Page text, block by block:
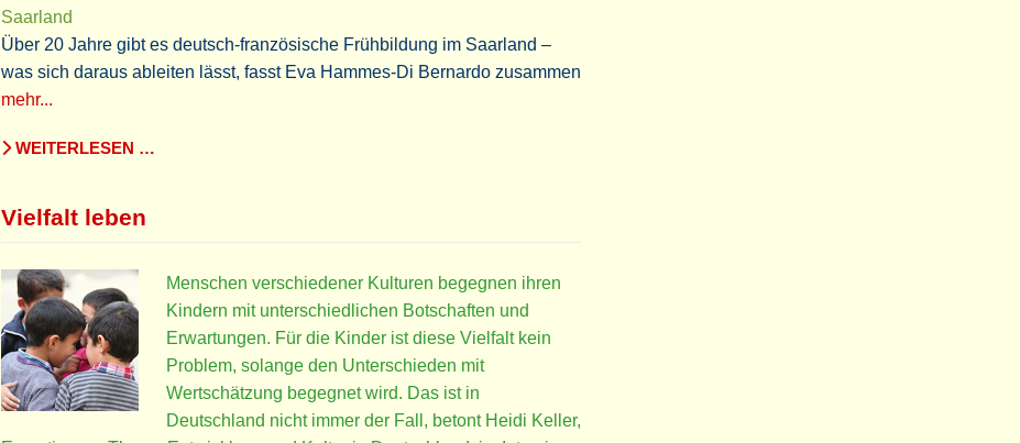
Saarland
Über 20 Jahre gibt es deutsch-französische Frühbildung im Saarland –
was sich daraus ableiten lässt, fasst Eva Hammes-Di Bernardo zusammen
mehr...
WEITERLESEN …
Vielfalt leben
Menschen verschiedener Kulturen begegnen ihren
Kindern mit unterschiedlichen Botschaften und
Erwartungen. Für die Kinder ist diese Vielfalt kein
Problem, solange den Unterschieden mit
Wertschätzung begegnet wird. Das ist in
Deutschland nicht immer der Fall, betont Heidi Keller,